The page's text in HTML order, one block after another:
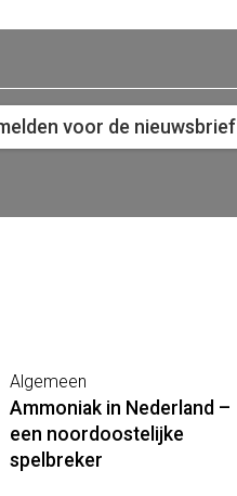
voor de nieuwsbrief
Algemeen
Ammoniak in Nederland –
een noordoostelijke
spelbreker